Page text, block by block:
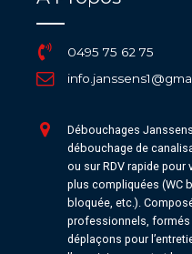
0495 75 62 75
Débouchages
débouchage de
ou sur RDV rapide
plus compliquées (WC
bloquée, etc.).
professionnels, formés
déplaçons pour